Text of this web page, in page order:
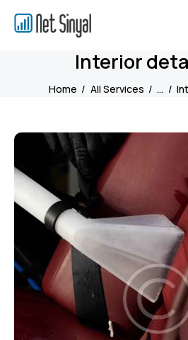
Interior
Home All Services ...